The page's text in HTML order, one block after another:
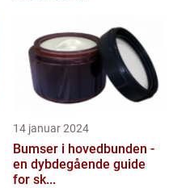
14 januar 2024
Bumser i hovedbunden -
en dybdegående guide
for sk...